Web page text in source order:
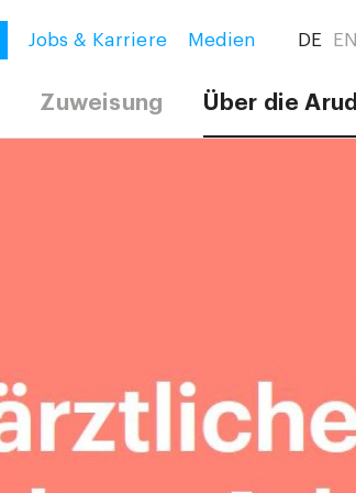
Jobs & Karriere Medien DE EN
Zuweisung Über die Arud